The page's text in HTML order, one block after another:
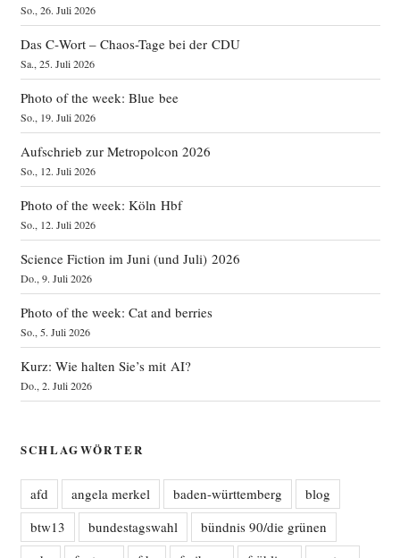
So., 26. Juli 2026
Das C‑Wort – Chaos-Tage bei der CDU
Sa., 25. Juli 2026
Photo of the week: Blue bee
So., 19. Juli 2026
Aufschrieb zur Metropolcon 2026
So., 12. Juli 2026
Photo of the week: Köln Hbf
So., 12. Juli 2026
Science Fiction im Juni (und Juli) 2026
Do., 9. Juli 2026
Photo of the week: Cat and berries
So., 5. Juli 2026
Kurz: Wie halten Sie’s mit AI?
Do., 2. Juli 2026
SCHLAGWÖRTER
afd angela merkel baden-württemberg
blog
btw13
bundestagswahl
bündnis 90/die grünen